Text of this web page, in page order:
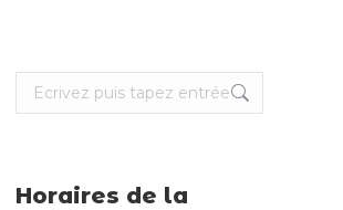
Search:
Horaires de la